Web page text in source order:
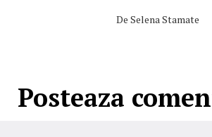
De Selena Stamate
Posteaza